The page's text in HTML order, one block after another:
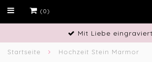
(0)
Handwerkliches
Startseite Hochzeit Stein Marmor